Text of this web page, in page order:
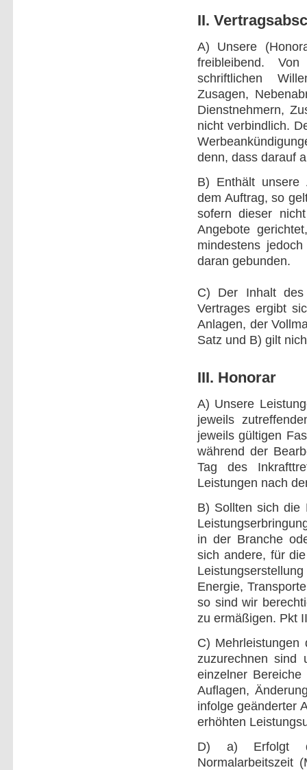
II.
A) Unsere
freibleibend.
schriftlichen
Zusagen,
Dienstnehmern,
nicht verbindlich.
denn, dass darauf
B) Enthält unsere
dem Auftrag, so
sofern dieser
Angebote
mindestens
daran gebunden.
C) Der Inhalt des
Vertrages ergibt
Anlagen, der
Satz und B) gilt
III. Honorar
A) Unsere
jeweils
jeweils gültigen
während der
Tag des
Leistungen nach
B) Sollten sich die
in der Branche
sich andere, für
Energie,
so sind wir
zu ermäßigen. Pkt
C) Mehrleistungen
zuzurechnen sind
einzelner
Auflagen,
infolge geänderter
erhöhten
D) a) Erfolgt
Normalarbeitszeit